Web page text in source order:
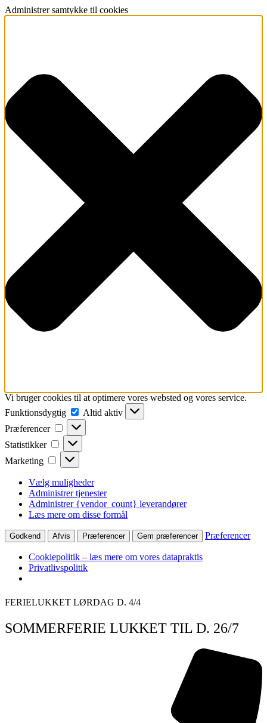
Administrer samtykke til cookies
Vi bruger cookies til at optimere vores websted og vores service.
Funktionsdygtig
Funktionsdygtig
Altid aktiv
Præferencer
Præferencer
Statistikker Statistikker
Marketing Marketing
Vælg muligheder
Administrer tjenester
Administrer {vendor_count} leverandører
Læs mere om disse formål
Godkend Afvis Præferencer Gem præferencer Præferencer
Cookiepolitik – læs mere om vores datapraktis
Privatlivspolitik
Videre
til
FERIELUKKET LØRDAG D. 4/4
SOMMERFERIE LUKKET TIL D. 26/7